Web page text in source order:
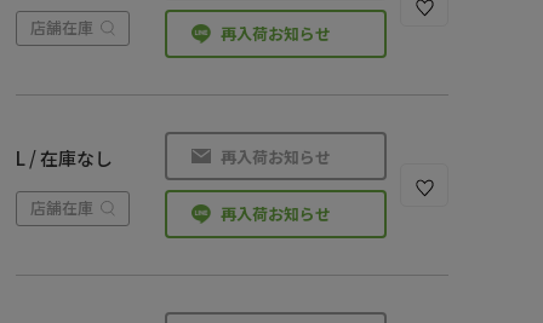
店舗在庫 再入荷お知らせ
L / 在庫なし
店舗在庫
再入荷お知らせ
再入荷お知らせ